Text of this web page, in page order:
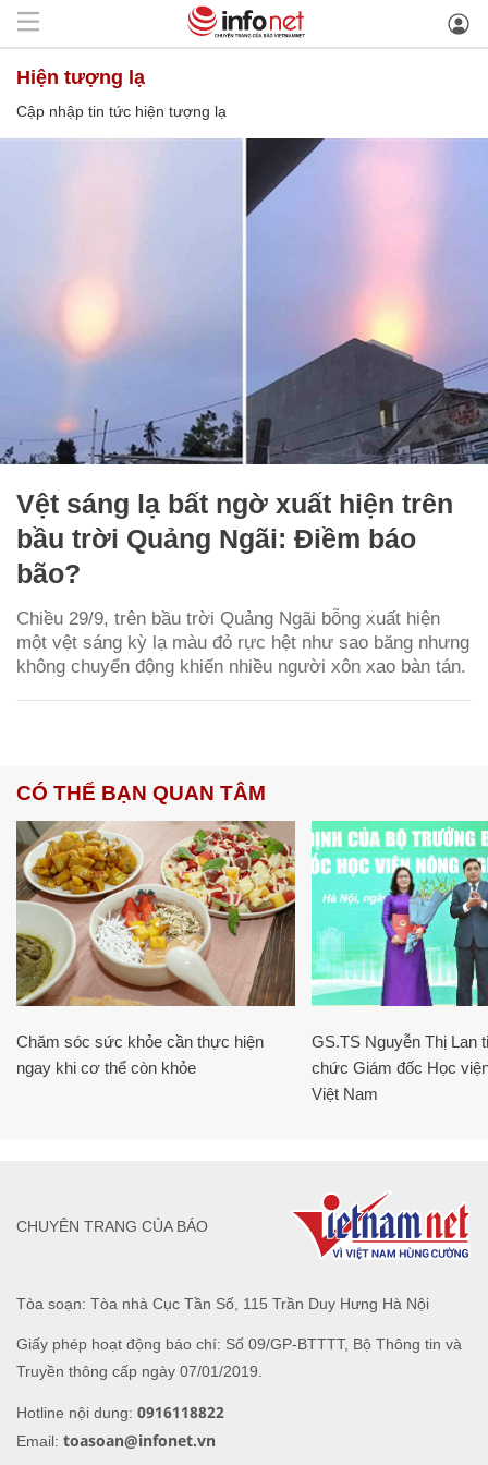
hiện tượng lạ
Cập nhập tin tức hiện tượng lạ
Vệt sáng lạ bất ngờ xuất hiện trên
bầu trời Quảng Ngãi: Điềm báo
bão?
Chiều 29/9, trên bầu trời Quảng Ngãi bỗng xuất hiện
một vệt sáng kỳ lạ màu đỏ rực hệt như sao băng nhưng
không chuyển động khiến nhiều người xôn xao bàn tán.
CÓ THỂ BẠN QUAN TÂM
Chăm sóc sức khỏe cần thực hiện
ngay khi cơ thể còn khỏe
GS.TS Nguyễn Thị Lan
chức Giám đốc Học
Việt Nam
Tòa soạn: Tòa nhà Cục Tần Số, 115 Trần Duy Hưng Hà Nội
Giấy phép hoạt động báo chí: Số 09/GP-BTTTT, Bộ Thông tin và
Truyền thông cấp ngày 07/01/2019.
Hotline nội dung: 0916118822
Email: toasoan@infonet.vn
CHUYÊN TRANG CỦA BÁO